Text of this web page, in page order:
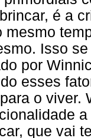
é a
mesmo
Isso
por
esses
o viver.
que vai